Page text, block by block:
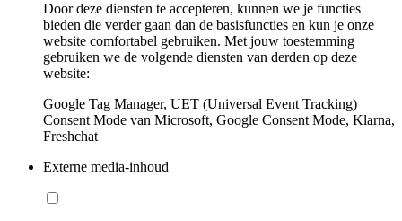
Door deze diensten te accepteren, kunnen we je functies
bieden die verder gaan dan de basisfuncties en kun je onze
website comfortabel gebruiken. Met jouw toestemming
gebruiken we de volgende diensten van derden op deze
website:
Google Tag Manager, UET (Universal Event Tracking)
Consent Mode van Microsoft, Google Consent Mode, Klarna,
Freshchat
Externe media-inhoud